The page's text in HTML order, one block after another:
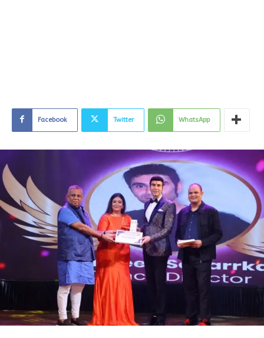
Facebook Twitter WhatsApp